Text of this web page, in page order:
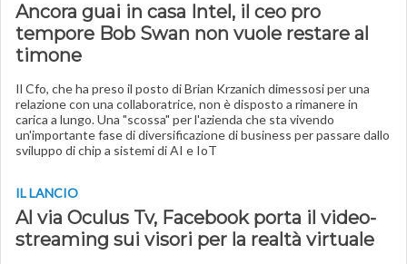
Ancora guai in casa Intel, il ceo pro
tempore Bob Swan non vuole restare al
timone
Il Cfo, che ha preso il posto di Brian Krzanich dimessosi per una
relazione con una collaboratrice, non è disposto a rimanere in
carica a lungo. Una "scossa" per l'azienda che sta vivendo
un'importante fase di diversificazione di business per passare dallo
sviluppo di chip a sistemi di AI e IoT
IL LANCIO
Al via Oculus Tv, Facebook porta il video-
streaming sui visori per la realtà virtuale